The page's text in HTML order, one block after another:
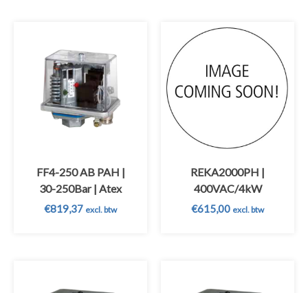
FF4-250 AB PAH |
30-250Bar | Atex
€819,37 excl. btw
REKA2000PH |
400VAC/4kW
€615,00 excl. btw